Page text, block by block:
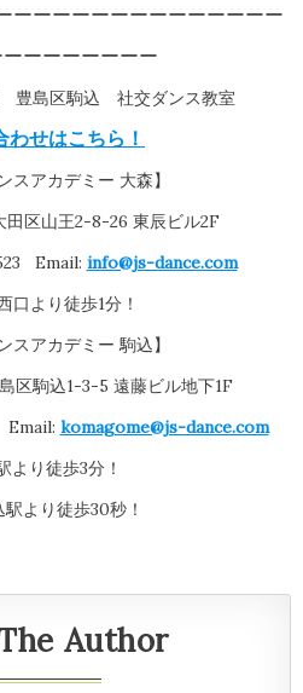
ーーーーーーーーーーーーーー
ーーーーーーー
島区駒込 社交ダンス教室
わせはこちら！
スアカデミー 大森】
田区山王2-8-26 東辰ビル2F
Email: info@js-dance.com
口より徒歩1分！
スアカデミー 駒込】
区駒込1-3-5 遠藤ビル地下1F
komagome@js-dance.com
より徒歩3分！
より徒歩30秒！
Author